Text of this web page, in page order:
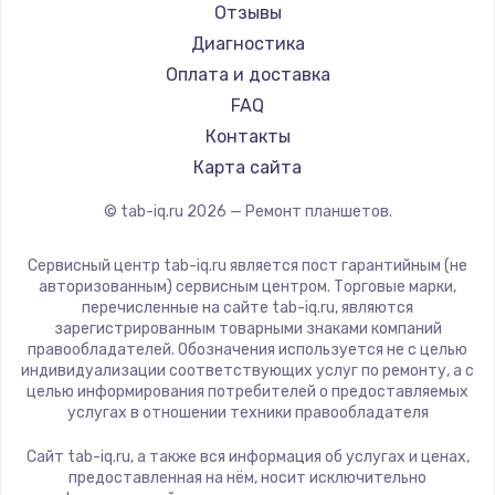
1450 руб.
Заказать
Замена шим-контроллера
3900 руб.
Заказать
1040 руб.
Заказать
Ремонт петель крышки
1195 руб.
Aquarius
Philips
Dell
HP
Getac
ZTE
CHUWI
Отзывы
Диагностика
Оплата и доставка
FAQ
Контакты
Карта сайта
© tab-iq.ru 2026 — Ремонт планшетов.
Сервисный центр tab-iq.ru является пост гарантийным (не
авторизованным) сервисным центром. Торговые марки,
перечисленные на сайте tab-iq.ru, являются
зарегистрированным товарными знаками компаний
правообладателей. Обозначения используется не с целью
индивидуализации соответствующих услуг по ремонту, а с
целью информирования потребителей о предоставляемых
услугах в отношении техники правообладателя
Сайт tab-iq.ru, а также вся информация об услугах и ценах,
предоставленная на нём, носит исключительно